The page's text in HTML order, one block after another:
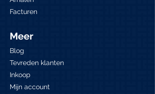
Facturen
Meer
Blog
Tevreden klanten
Inkoop
Mijn account